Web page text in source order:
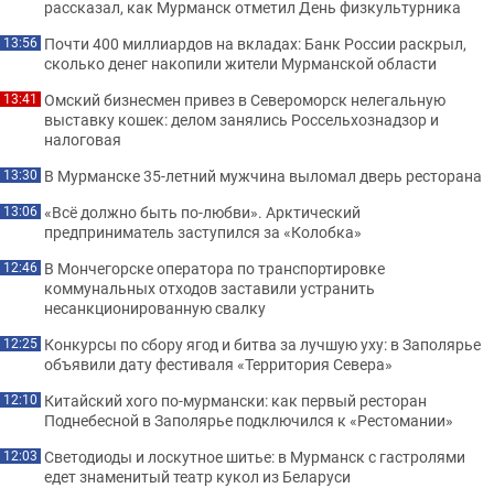
рассказал, как Мурманск отметил День физкультурника
13:56 Почти 400 миллиардов на вкладах: Банк России раскрыл,
сколько денег накопили жители Мурманской области
13:41 Омский бизнесмен привез в Североморск нелегальную
выставку кошек: делом занялись Россельхознадзор и
налоговая
13:30 В Мурманске 35-летний мужчина выломал дверь ресторана
13:06 «Всё должно быть по-любви». Арктический
предприниматель заступился за «Колобка»
12:46 В Мончегорске оператора по транспортировке
коммунальных отходов заставили устранить
несанкционированную свалку
12:25 Конкурсы по сбору ягод и битва за лучшую уху: в Заполярье
объявили дату фестиваля «Территория Севера»
12:10 Китайский хого по-мурмански: как первый ресторан
Поднебесной в Заполярье подключился к «Рестомании»
12:03 Светодиоды и лоскутное шитье: в Мурманск с гастролями
едет знаменитый театр кукол из Беларуси